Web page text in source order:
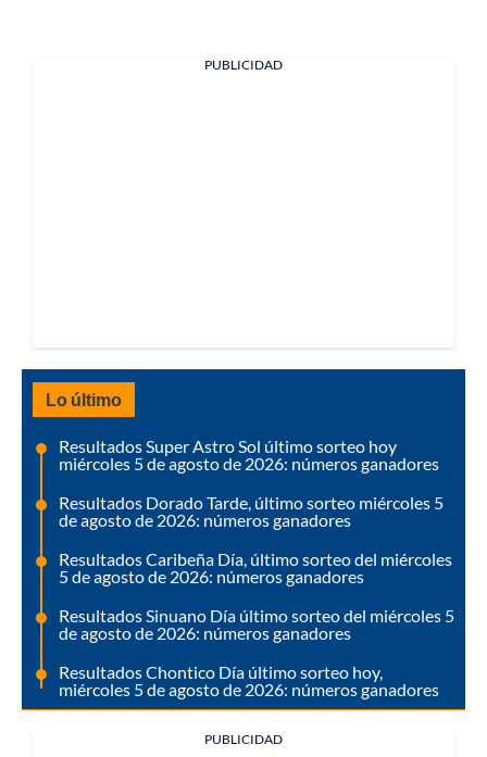
PUBLICIDAD
Lo último
Resultados Super Astro Sol último sorteo hoy
miércoles 5 de agosto de 2026: números ganadores
Resultados Dorado Tarde, último sorteo miércoles 5
de agosto de 2026: números ganadores
Resultados Caribeña Día, último sorteo del miércoles
5 de agosto de 2026: números ganadores
Resultados Sinuano Día último sorteo del miércoles 5
de agosto de 2026: números ganadores
Resultados Chontico Día último sorteo hoy,
miércoles 5 de agosto de 2026: números ganadores
PUBLICIDAD